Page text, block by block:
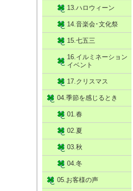
13.ハロウィーン
14.音楽会･文化祭
15.七五三
16.イルミネーション
イベント
17.クリスマス
04.季節を感じるとき
01.春
02.夏
03.秋
04.冬
05.お客様の声